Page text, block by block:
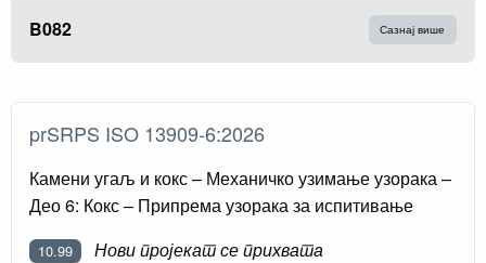
B082 Сазнај више
prSRPS ISO 13909-6:2026
Камени угаљ и кокс – Механичко узимање узорака –
Део 6: Кокс – Припрема узорака за испитивање
10.99 Нови пројекат се прихвата